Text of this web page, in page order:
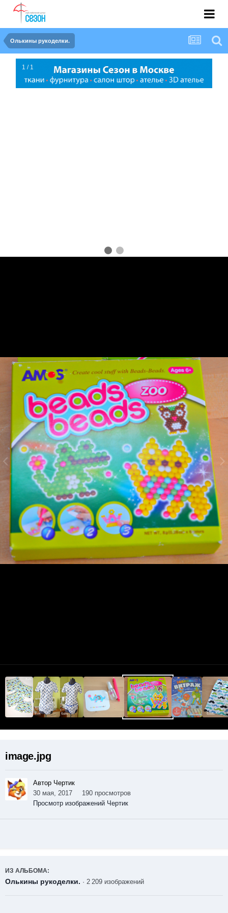
Олькины рукоделки.
1 / 1
image.jpg
Автор Чертик
30 мая, 2017
190 просмотров
Просмотр изображений Чертик
ИЗ АЛЬБОМА:
Олькины рукоделки. · 2 209 изображений